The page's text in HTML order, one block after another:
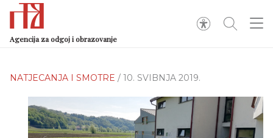
Agencija za odgoj i obrazovanje
NATJECANJA I SMOTRE / 10. SVIBNJA 2019.